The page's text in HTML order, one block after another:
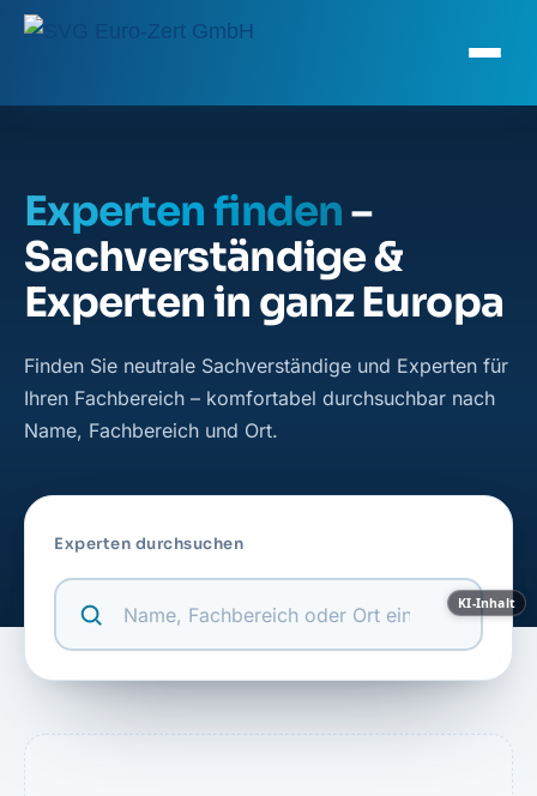
Experten finden–
Sachverständige &
Experten in ganz Europa
Finden Sie neutrale Sachverständige und Experten für
Ihren Fachbereich – komfortabel durchsuchbar nach
Name, Fachbereich und Ort.
KI-Inhalt
Experten durchsuchen